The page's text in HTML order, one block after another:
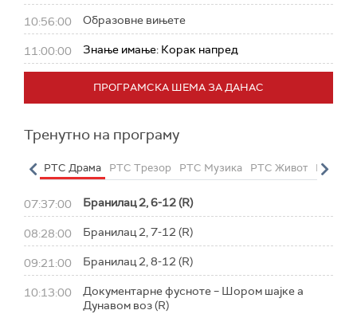
10:56:00 Образовне вињете
11:00:00 Знање имање: Корак напред
ПРОГРАМСКА ШЕМА ЗА ДАНАС
Тренутно на програму
РТС Драма РТС Трезор РТС Музика РТС Живот РТС
07:37:00 Бранилац 2, 6-12 (R)
08:28:00 Бранилац 2, 7-12 (R)
09:21:00 Бранилац 2, 8-12 (R)
10:13:00
Документарне фусноте – Шором шајке а
Дунавом воз (R)